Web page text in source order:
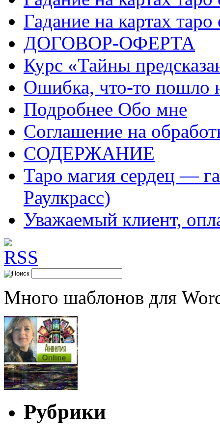
Гадание на картах
ДОГОВОР-ОФЕРТА
Курс «Тайны
Ошибка, что-то пошло
Подробнее Обо мне
Соглашение на
СОДЕРЖАНИЕ
Таро магия сердец —
Раулкрасс)
Уважаемый клиент,
Много шаблонов для
Рубрики